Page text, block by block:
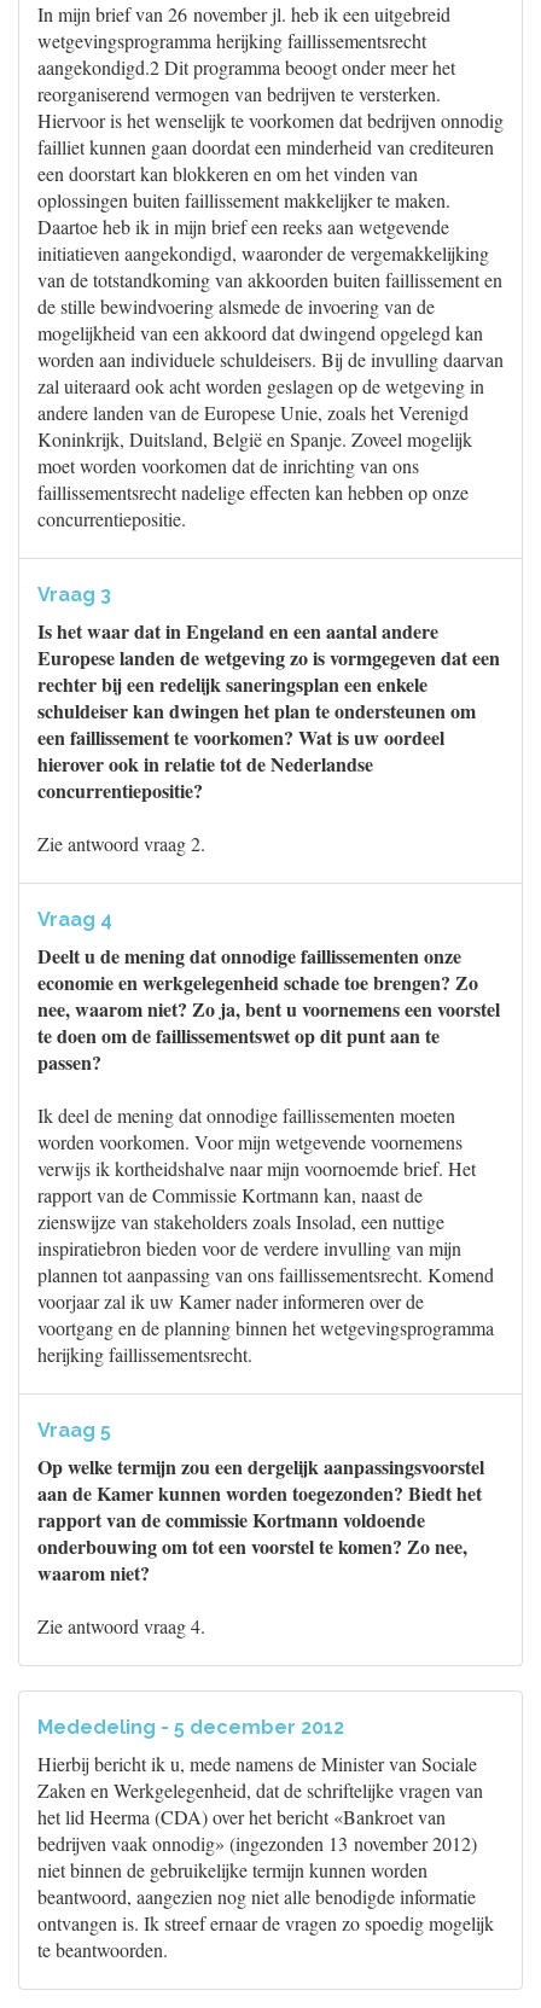
In mijn brief van 26 november jl. heb ik een uitgebreid
wetgevingsprogramma herijking faillissementsrecht
aangekondigd.2 Dit programma beoogt onder meer het
reorganiserend vermogen van bedrijven te versterken.
Hiervoor is het wenselijk te voorkomen dat bedrijven onnodig
failliet kunnen gaan doordat een minderheid van crediteuren
een doorstart kan blokkeren en om het vinden van
oplossingen buiten faillissement makkelijker te maken.
Daartoe heb ik in mijn brief een reeks aan wetgevende
initiatieven aangekondigd, waaronder de vergemakkelijking
van de totstandkoming van akkoorden buiten faillissement en
de stille bewindvoering alsmede de invoering van de
mogelijkheid van een akkoord dat dwingend opgelegd kan
worden aan individuele schuldeisers. Bij de invulling daarvan
zal uiteraard ook acht worden geslagen op de wetgeving in
andere landen van de Europese Unie, zoals het Verenigd
Koninkrijk, Duitsland, België en Spanje. Zoveel mogelijk
moet worden voorkomen dat de inrichting van ons
faillissementsrecht nadelige effecten kan hebben op onze
concurrentiepositie.
Vraag 3
Is het waar dat in Engeland en een aantal andere
Europese landen de wetgeving zo is vormgegeven dat een
rechter bij een redelijk saneringsplan een enkele
schuldeiser kan dwingen het plan te ondersteunen om
een faillissement te voorkomen? Wat is uw oordeel
hierover ook in relatie tot de Nederlandse
concurrentiepositie?
Zie antwoord vraag 2.
Vraag 4
Deelt u de mening dat onnodige faillissementen onze
economie en werkgelegenheid schade toe brengen? Zo
nee, waarom niet? Zo ja, bent u voornemens een voorstel
te doen om de faillissementswet op dit punt aan te
passen?
Ik deel de mening dat onnodige faillissementen moeten
worden voorkomen. Voor mijn wetgevende voornemens
verwijs ik kortheidshalve naar mijn voornoemde brief. Het
rapport van de Commissie Kortmann kan, naast de
zienswijze van stakeholders zoals Insolad, een nuttige
inspiratiebron bieden voor de verdere invulling van mijn
plannen tot aanpassing van ons faillissementsrecht. Komend
voorjaar zal ik uw Kamer nader informeren over de
voortgang en de planning binnen het wetgevingsprogramma
herijking faillissementsrecht.
Vraag 5
Op welke termijn zou een dergelijk aanpassingsvoorstel
aan de Kamer kunnen worden toegezonden? Biedt het
rapport van de commissie Kortmann voldoende
onderbouwing om tot een voorstel te komen? Zo nee,
waarom niet?
Zie antwoord vraag 4.
Mededeling - 5 december 2012
Hierbij bericht ik u, mede namens de Minister van Sociale
Zaken en Werkgelegenheid, dat de schriftelijke vragen van
het lid Heerma (CDA) over het bericht «Bankroet van
bedrijven vaak onnodig» (ingezonden 13 november 2012)
niet binnen de gebruikelijke termijn kunnen worden
beantwoord, aangezien nog niet alle benodigde informatie
ontvangen is. Ik streef ernaar de vragen zo spoedig mogelijk
te beantwoorden.